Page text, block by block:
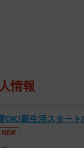
単発0x0さん（
うなったのでしょう
小さな子猫
情報
OK!新生活スター
NEW